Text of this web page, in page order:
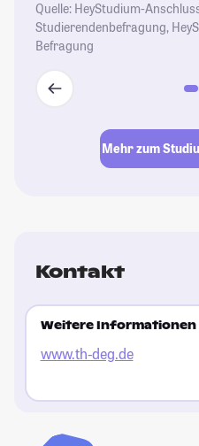
Quelle: HeyStudium-
Studierendenbefragung,
Befragung
Mehr zum
Kontakt
Weitere Informationen
www.th-deg.de